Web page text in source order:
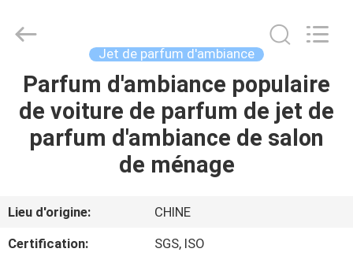
MAISON
PRODUITS
SUJET
DE
Ltd..
Developed
Jet de parfum d'ambiance
Parfum d'ambiance populaire
de voiture de parfum de jet de
parfum d'ambiance de salon
de ménage
Lieu d'origine:
CHINE
Certification:
SGS, ISO